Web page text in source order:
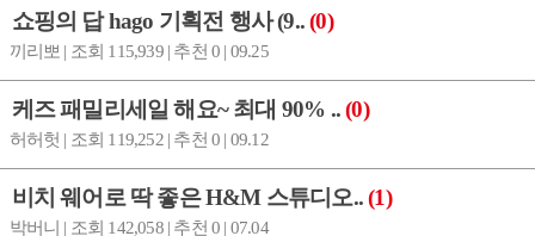
쇼핑의 답 hago 기획전 행사 (9..(0)
끼리뽀 | 조회 115,939 | 추천 0 | 09.25
케즈 패밀리세일 해요~ 최대 90% ..(0)
허허헛 | 조회 119,252 | 추천 0 | 09.12
비치 웨어로 딱 좋은 H&M 스튜디오..(1)
박버니 | 조회 142,058 | 추천 0 | 07.04